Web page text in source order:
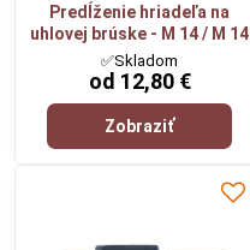
Predĺženie hriadeľa na
uhlovej brúske - M 14 / M 14
✅Skladom
od 12,80 €
Zobraziť